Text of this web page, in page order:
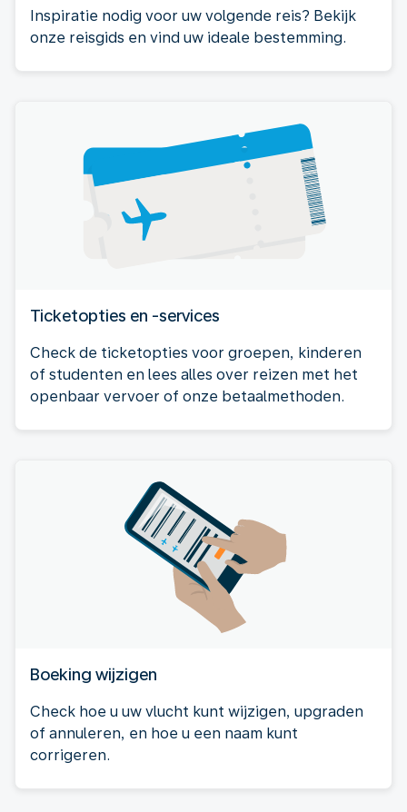
Inspiratie nodig voor uw volgende reis? Bekijk
onze reisgids en vind uw ideale bestemming.
Ticketopties en -services
Check de ticketopties voor groepen, kinderen
of studenten en lees alles over reizen met het
openbaar vervoer of onze betaalmethoden.
Boeking wijzigen
Check hoe u uw vlucht kunt wijzigen, upgraden
of annuleren, en hoe u een naam kunt
corrigeren.